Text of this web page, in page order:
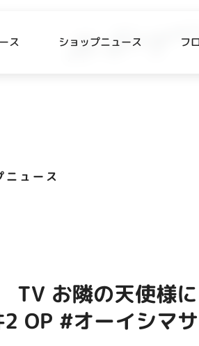
ス ショップニュース フ
テナント出店募集
催事出店募集
ニュース
TV お隣の天使様
OP #オーイシマ